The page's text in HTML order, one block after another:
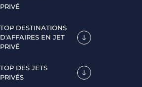
PRIVÉ
TOP DESTINATIONS
D'AFFAIRES EN JET
PRIVÉ
TOP DES JETS
PRIVÉS